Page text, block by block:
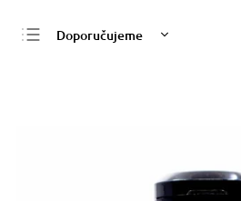
Doporučujeme